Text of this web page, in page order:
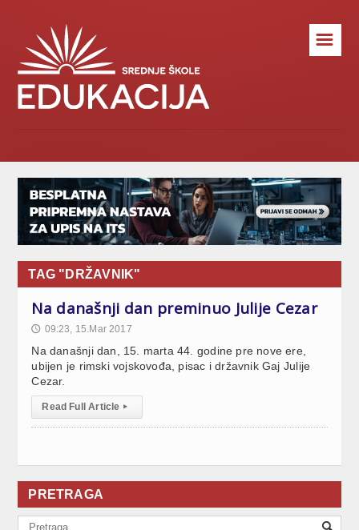
☰
TAG "DRŽAVNIK"
Na današnji dan preminuo Julije Cezar
🕔 09:23, 15.Mar 2017
Na današnji dan, 15. marta 44. godine pre nove ere,
ubijen je rimski vojskovođa, pisac i državnik Gaj Julije
Cezar.
Read Full Article ▸
PRETRAGA